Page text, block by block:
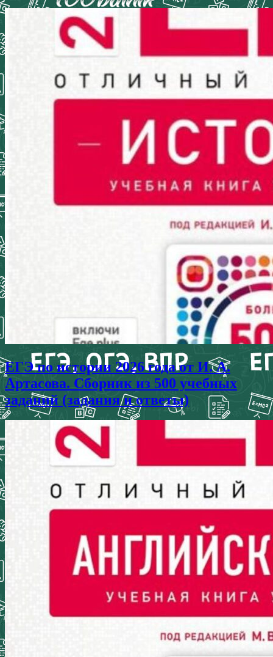
ЕГЭ по истории 2026 года от И. А.
Артасова. Сборник из 500 учебных
заданий (задания и ответы)